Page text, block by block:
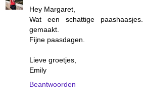
Hey Margaret,
Wat een schattige
gemaakt.
Fijne paasdagen.
Lieve groetjes,
Emily
Beantwoorden